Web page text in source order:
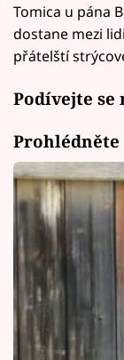
Tomica u pána
dostane mezi
přátelští
Podívejte se